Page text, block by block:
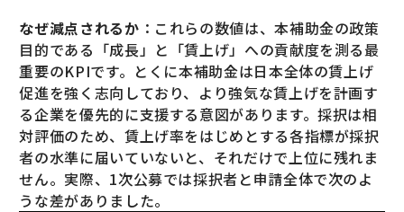
なぜ減点されるか ：これらの数値は、本補助金の政策
目的である「成長」と「賃上げ」への貢献度を測る最
重要のKPIです。とくに本補助金は日本全体の賃上げ
促進を強く志向しており、より強気な賃上げを計画す
る企業を優先的に支援する意図があります。採択は相
対評価のため、賃上げ率をはじめとする各指標が採択
者の水準に届いていないと、それだけで上位に残れま
せん。実際、1次公募では採択者と申請全体で次のよ
うな差がありました。